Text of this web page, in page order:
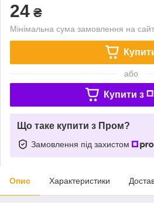
24 ₴
Мінімальна сума замовлення на
або
Купити з
Що таке купити з Пром?
Замовлення під захистом
Опис Характеристики